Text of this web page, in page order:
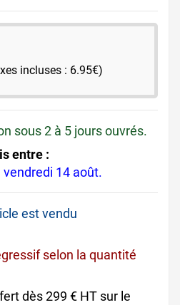
incluses : 6.95€)
sous 2 à 5 jours ouvrés.
entre :
vendredi 14 août.
est vendu
selon la quantité
dès 299 € HT sur le